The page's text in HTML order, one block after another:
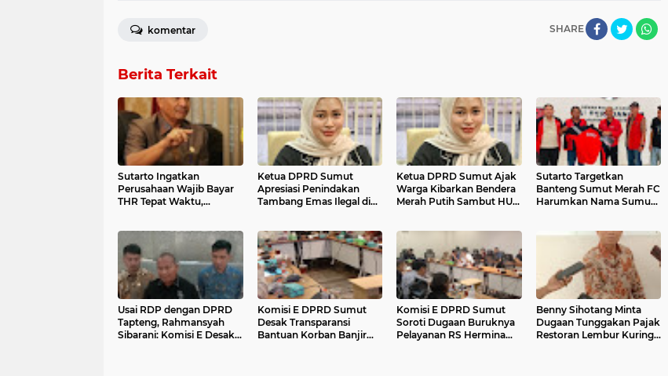
SHARE
komentar
Berita Terkait
Sutarto Ingatkan
Perusahaan Wajib Bayar
THR Tepat Waktu,
Ketua DPRD Sumut
Apresiasi Penindakan
Tambang Emas Ilegal di
Ketua DPRD Sumut Ajak
Warga Kibarkan Bendera
Merah Putih Sambut HUT
Sutarto Targetkan
Banteng Sumut Merah FC
Harumkan Nama Sumut
Usai RDP dengan DPRD
Tapteng, Rahmansyah
Sibarani: Komisi E Desak
Komisi E DPRD Sumut
Desak Transparansi
Bantuan Korban Banjir
Komisi E DPRD Sumut
Soroti Dugaan Buruknya
Pelayanan RS Hermina
Benny Sihotang Minta
Dugaan Tunggakan Pajak
Restoran Lembur Kuring